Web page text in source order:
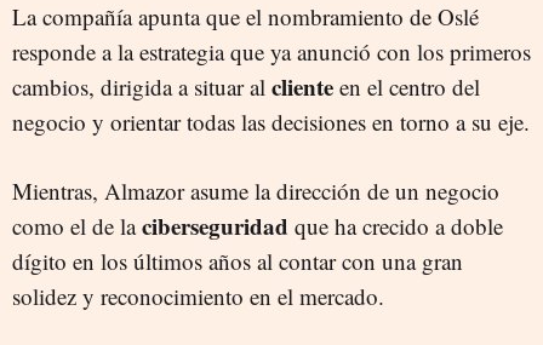
La compañía apunta que el nombramiento de Oslé
responde a la estrategia que ya anunció con los primeros
cambios, dirigida a situar al cliente en el centro del
negocio y orientar todas las decisiones en torno a su eje.
Mientras, Almazor asume la dirección de un negocio
como el de laciberseguridad que ha crecido a doble
dígito en los últimos años al contar con una gran
solidez y reconocimiento en el mercado.